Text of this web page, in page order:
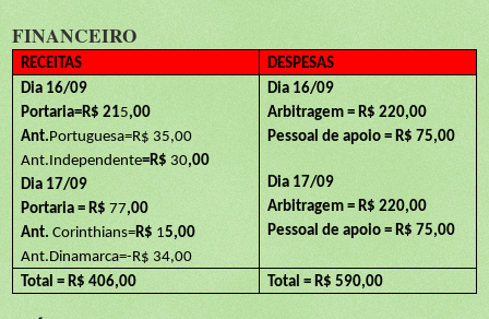
FINANCEIRO
RECEITAS
DESPESAS
Dia 16/09
Portaria=R$ 215,00
Ant.Portuguesa=R$ 35,00
Ant.Independente=R$30,00
Dia 17/09
Portaria = R$77,00
Ant.Corinthians=R$ 15,00
Ant.Dinamarca=-R$ 34,00
Dia 16/09
Arbitragem = R$ 220,00
Pessoal de apoio = R$ 75,00
Dia 17/09
Arbitragem = R$ 220,00
Pessoal de apoio = R$ 75,00
Total = R$ 406,00 Total = R$ 590,00